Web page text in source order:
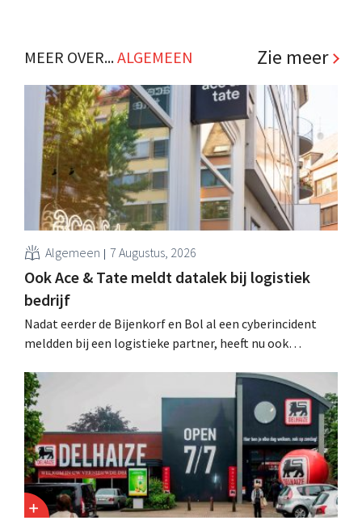
.MEER OVER...ALGEMEEN Zie meer
Algemeen 7 Augustus, 2026
Ook Ace & Tate meldt datalek bij logistiek
bedrijf
Nadat eerder de Bijenkorf en Bol al een cyberincident
meldden bij een logistieke partner, heeft nu ook
datalek. Financiële gegevens, gebruikersnamen en
wachtwoorden zijn niet getroffen.